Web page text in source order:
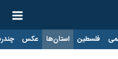
فلسطین استان‌ها عکس